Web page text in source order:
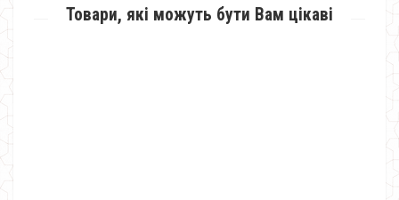
Товари, які можуть бути Вам цікаві